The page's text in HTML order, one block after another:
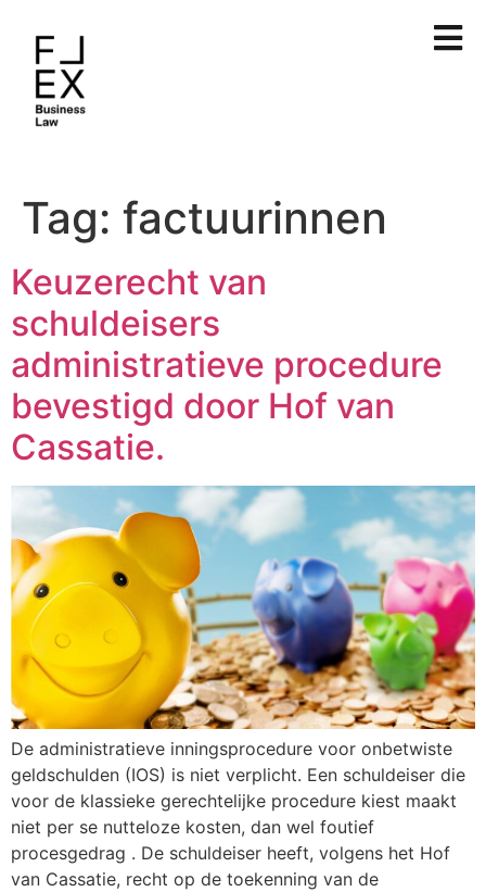
Tag: factuurinnen
Keuzerecht van
schuldeisers
administratieve procedure
bevestigd door Hof van
Cassatie.
De administratieve inningsprocedure voor onbetwiste
geldschulden (IOS) is niet verplicht. Een schuldeiser die
voor de klassieke gerechtelijke procedure kiest maakt
niet per se nutteloze kosten, dan wel foutief
procesgedrag . De schuldeiser heeft, volgens het Hof
van Cassatie, recht op de toekenning van de